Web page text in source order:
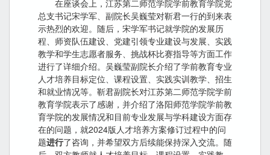
在座谈会上，江苏第二师范学院学前教育学院党
总支书记宋学军、副院长吴巍莹对靳君一行的到来表
示热烈的欢迎。随后，宋学军书记就学院的发展历
程、师资队伍建设、党建引领专业建设与发展、实践
教学和学生志愿者服务、挑战杯比赛指导等方面工作
进行了详细介绍。吴巍莹副院长介绍了学前教育专业
人才培养目标定位、课程设置、实践实训教学、招生
和就业情况等。靳君副院长对江苏第二师范学院学前
教育学院表示了感谢，并介绍了洛阳师范学院学前教
育学院的发展情况和目前专业发展与学科建设方面存
在的问题，就2024版人才培养方案修订过程中的问
题进行了咨询，并希望双方后续能保持深入交流。随